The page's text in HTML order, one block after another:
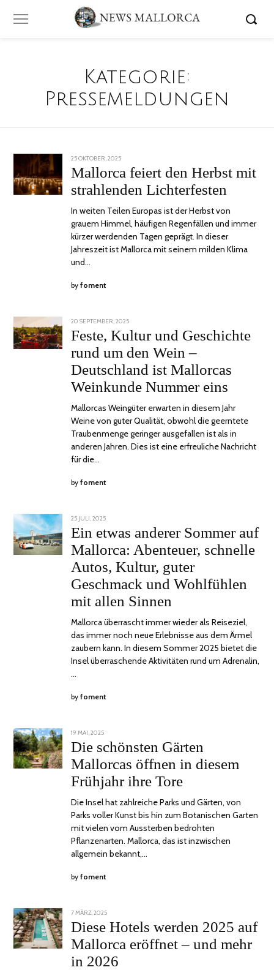
Kategorie:
Pressemeldungen
POSTED
ON
25 OKTOBER, 2025
OKTOBER,
2025
Mallorca feiert den Herbst mit
strahlenden Lichterfesten
In weiten Teilen Europas ist der Herbst von
grauem Himmel, häufigen Regenfällen und immer
kürzer werdenden Tagen geprägt. In dieser
Jahreszeit ist Mallorca mit seinem milden Klima
und…
byfoment
POSTED
ON
20 SEPTEMBER, 2025
SEPTEMBER,
2025
Feste, Kultur und Geschichte
rund um den Wein –
Deutschland ist Mallorcas
Weinkunde Nummer eins
Mallorcas Weingüter erwarten in diesem Jahr
Weine von guter Qualität, obwohl die geerntete
Traubenmenge geringer ausgefallen ist als in
anderen Jahren. Dies ist eine erfreuliche Nachricht
für die…
byfoment
POSTED
ON
25 JULI, 2025
2025
Ein etwas anderer Sommer auf
Mallorca: Abenteuer, schnelle
Autos, Kultur, guter
Geschmack und Wohlfühlen
mit allen Sinnen
Mallorca überrascht immer wieder als Reiseziel,
das immer noch neue Erlebnisse aus dem Ärmel
zaubern kann. In diesem Sommer 2025 bietet die
Insel überraschende Aktivitäten rund um Adrenalin,
…
byfoment
POSTED
ON
19 MAI, 2025
Die schönsten Gärten
Mallorcas öffnen in diesem
Frühjahr ihre Tore
Die Insel hat zahlreiche Parks und Gärten, von
Parks voller Kunst bis hin zum Botanischen Garten
mit vielen vom Aussterben bedrohten
Pflanzenarten. Mallorca, das ist inzwischen
allgemein bekannt,…
byfoment
POSTED
ON
7 MÄRZ, 2025
APRIL,
2025
Diese Hotels werden 2025 auf
Mallorca eröffnet – und mehr
in 2026